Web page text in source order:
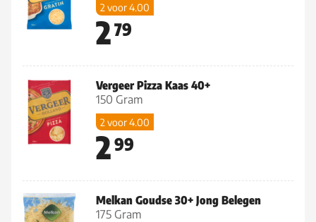
2 voor 4.00
279
Vergeer Pizza Kaas 40+
150 Gram
2 voor 4.00
299
Melkan Goudse 30+ Jong Belegen
175 Gram